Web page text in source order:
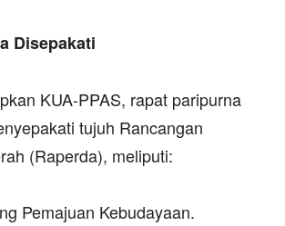
Disepakati
KUA-PPAS, rapat paripurna
tujuh Rancangan
(Raperda), meliputi:
Pemajuan Kebudayaan.